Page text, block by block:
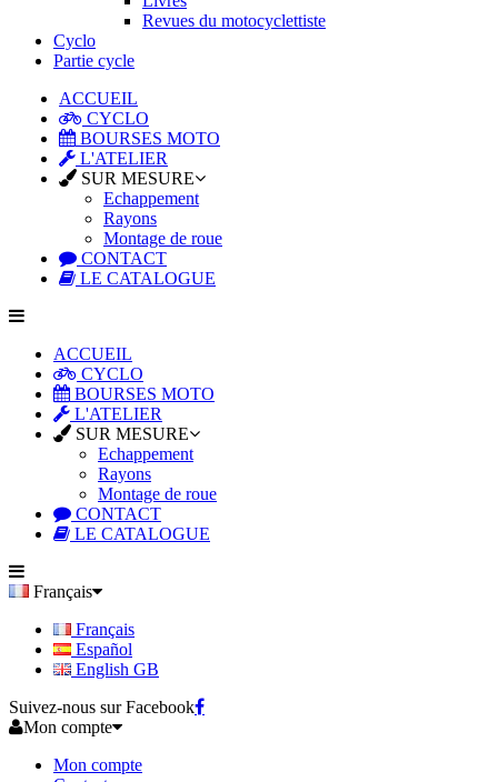
Revues du motocyclettiste
Cyclo
Partie cycle
ACCUEIL
CYCLO
BOURSES MOTO
L'ATELIER
SUR MESURE
Echappement
Rayons
Montage de roue
CONTACT
LE CATALOGUE
ACCUEIL
CYCLO
BOURSES MOTO
L'ATELIER
SUR MESURE
Echappement
Rayons
Montage de roue
CONTACT
LE CATALOGUE
Français
Français
Español
English GB
Suivez-nous sur Facebook
Mon compte
Mon compte